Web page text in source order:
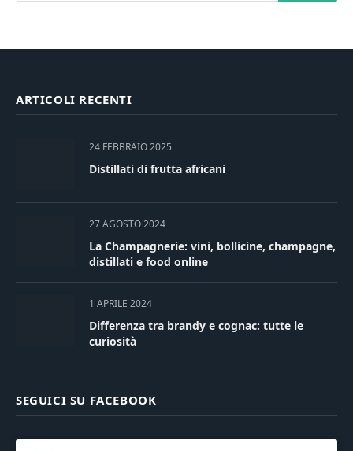
ARTICOLI RECENTI
24 FEBBRAIO 2025
Distillati di frutta africani
27 AGOSTO 2024
La Champagnerie: vini, bollicine, champagne,
distillati e food online
1 APRILE 2024
Differenza tra brandy e cognac: tutte le
curiosità
SEGUICI SU FACEBOOK